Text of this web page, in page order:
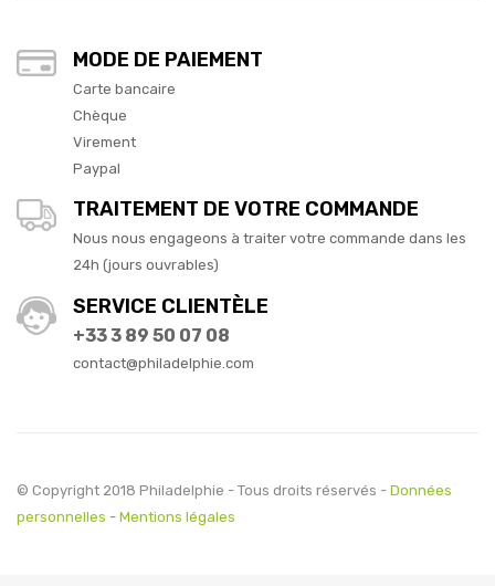
MODE DE PAIEMENT
Carte bancaire
Chèque
Virement
Paypal
TRAITEMENT DE VOTRE COMMANDE
Nous nous engageons à traiter votre commande dans les
24h (jours ouvrables)
SERVICE CLIENTÈLE
+33 3 89 50 07 08
contact@philadelphie.com
© Copyright 2018 Philadelphie - Tous droits réservés - Données
personnelles - Mentions légales